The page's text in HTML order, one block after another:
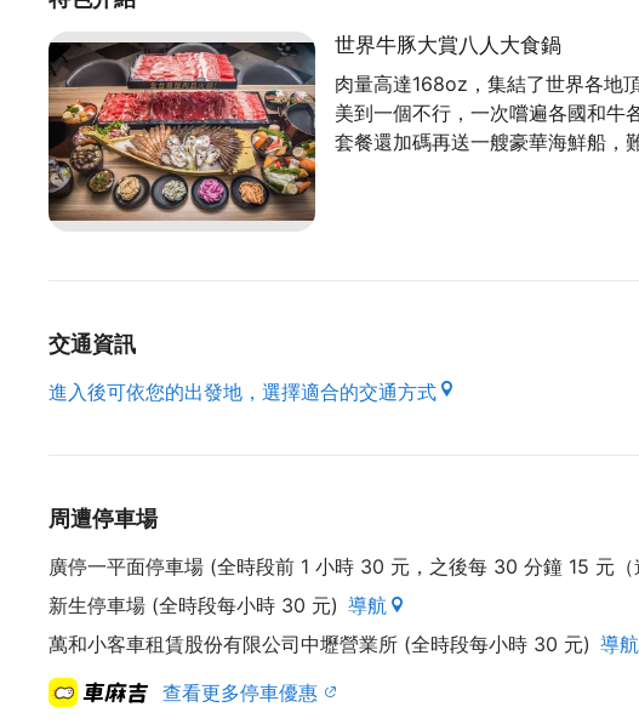
（資料來源 : 本府經濟發展局）
世界牛豚大賞八人大食鍋
肉量高達168oz，集結了世界各地
美到一個不行，一次嚐遍各國和牛
套餐還加碼再送一艘豪華海鮮船，
交通資訊
進入後可依您的出發地，選擇適合的交通方式
周遭停車場
廣停一平面停車場 (全時段前 1 小時 30 元，之後每 30 分鐘 15 元
新生停車場 (全時段每小時 30 元) 導航
萬和小客車租賃股份有限公司中壢營業所 (全時段每小時 30 元) 導航
查看更多停車優惠